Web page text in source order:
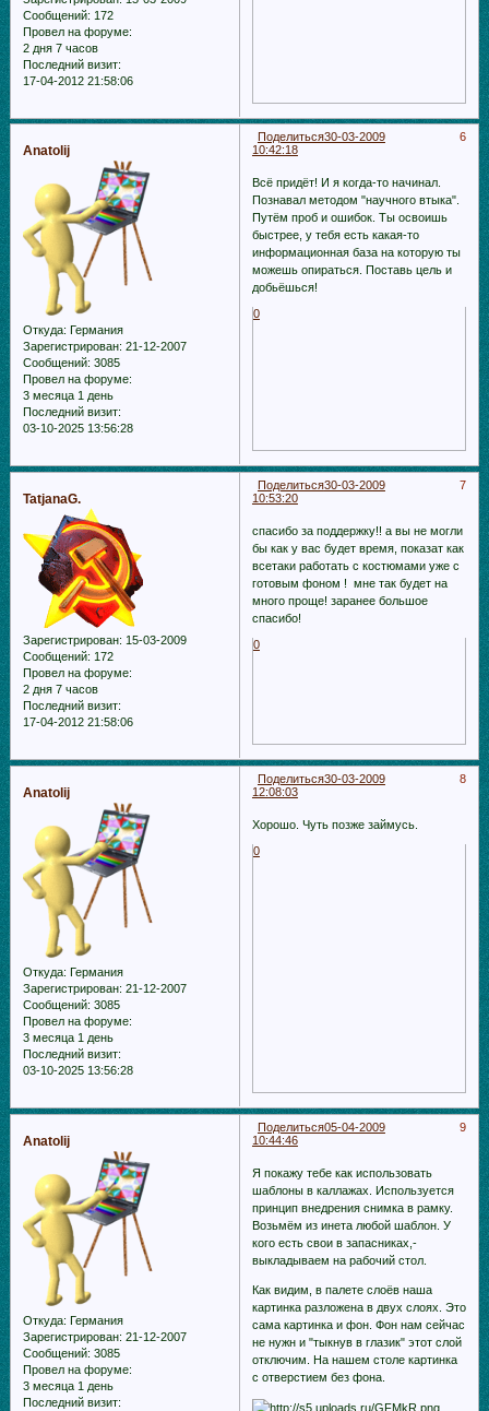
Сообщений: 172
Провел на форуме:
2 дня 7 часов
Последний визит:
17-04-2012 21:58:06
Поделиться 6
30-03-2009
10:42:18
Anatolij
Откуда: Германия
Зарегистрирован: 21-12-2007
Сообщений: 3085
Провел на форуме:
3 месяца 1 день
Последний визит:
03-10-2025 13:56:28
Всё придёт! И я когда-то начинал.
Познавал методом "научного втыка".
Путём проб и ошибок. Ты освоишь
быстрее, у тебя есть какая-то
информационная база на которую ты
можешь опираться. Поставь цель и
добьёшься!
0
Поделиться 7
30-03-2009
10:53:20
TatjanaG.
Зарегистрирован: 15-03-2009
Сообщений: 172
Провел на форуме:
2 дня 7 часов
Последний визит:
17-04-2012 21:58:06
спасибо за поддержку!! а вы не могли
бы как у вас будет время, показат как
всетаки работать с костюмами уже с
готовым фоном ! мне так будет на
много проще! заранее большое
спасибо!
0
Поделиться 8
30-03-2009
12:08:03
Anatolij
Откуда: Германия
Зарегистрирован: 21-12-2007
Сообщений: 3085
Провел на форуме:
3 месяца 1 день
Последний визит:
03-10-2025 13:56:28
Хорошо. Чуть позже займусь.
0
Поделиться 9
05-04-2009
10:44:46
Anatolij
Откуда: Германия
Зарегистрирован: 21-12-2007
Сообщений: 3085
Провел на форуме:
3 месяца 1 день
Последний визит:
Я покажу тебе как использовать
шаблоны в каллажах. Используется
принцип внедрения снимка в рамку.
Возьмём из инета любой шаблон. У
кого есть свои в запасниках,-
выкладываем на рабочий стол.
Как видим, в палете слоёв наша
картинка разложена в двух слоях. Это
сама картинка и фон. Фон нам сейчас
не нужн и "тыкнув в глазик" этот слой
отключим. На нашем столе картинка
с отверстием без фона.